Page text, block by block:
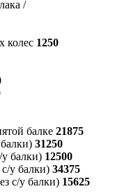
/
колес 1250
балке 21875
31250
балки) 12500
у балки) 34375
с/у балки) 15625